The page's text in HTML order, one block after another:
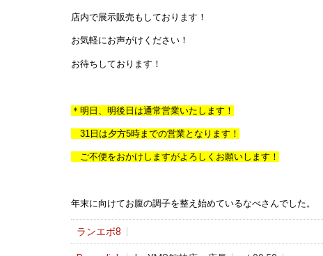
店内で展示販売もしております！
お気軽にお声がけください！
お待ちしております！
＊明日、明後日は通常営業いたします！
31日は夕方5時までの営業となります！
ご不便をおかけしますがよろしくお願いします！
年末に向けてお腹の調子を整え始めているなべさんでした。
ランエボ8